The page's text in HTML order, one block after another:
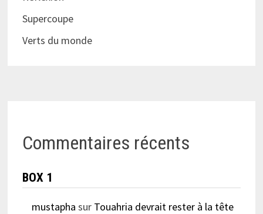
Supercoupe
Verts du monde
Commentaires récents
BOX 1
mustapha sur Touahria devrait rester à la tête